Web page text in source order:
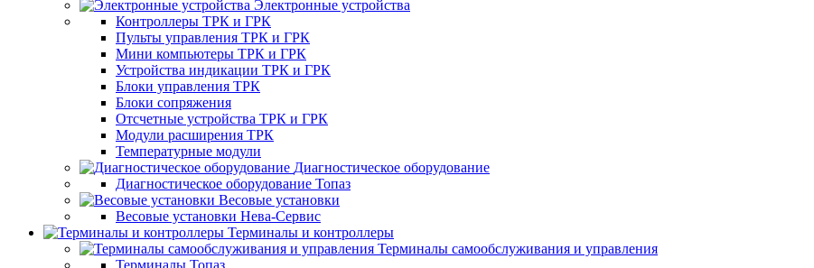
Электронные устройства
Контроллеры ТРК и ГРК
Пульты управления ТРК и ГРК
Мини компьютеры ТРК и ГРК
Устройства индикации ТРК и ГРК
Блоки управления ТРК
Блоки сопряжения
Отсчетные устройства ТРК и ГРК
Модули расширения ТРК
Температурные модули
Диагностическое оборудование
Диагностическое оборудование Топаз
Весовые установки
Весовые установки Нева-Сервис
Терминалы и контроллеры
Терминалы самообслуживания и управления
Терминалы Топаз